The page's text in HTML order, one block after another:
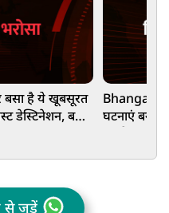
बसा है ये खूबसूरत
डेस्टिनेशन, बना
Bhangarh:
घटनाएं
से जुड़ें